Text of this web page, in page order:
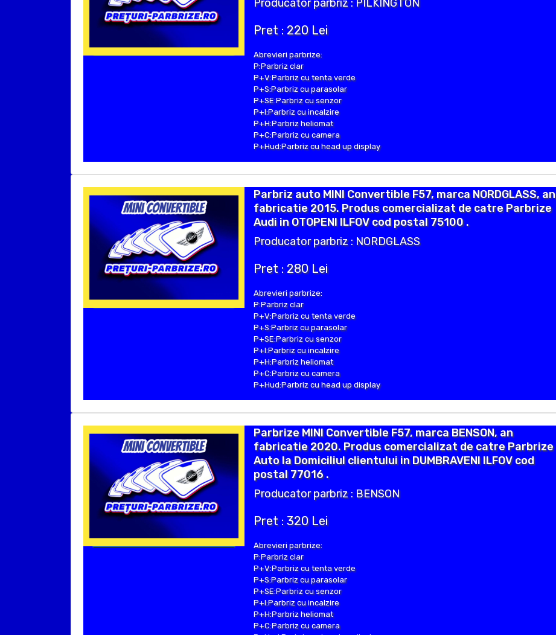
Producator parbriz : PILKINGTON
Pret : 220 Lei
Abrevieri parbrize:
P:Parbriz clar
P+V:Parbriz cu tenta verde
P+S:Parbriz cu parasolar
P+SE:Parbriz cu senzor
P+I:Parbriz cu incalzire
P+H:Parbriz heliomat
P+C:Parbriz cu camera
P+Hud:Parbriz cu head up display
Parbriz auto MINI Convertible F57, marca NORDGLASS, an
fabricatie 2015. Produs comercializat de catre Parbrize
Audi in OTOPENI ILFOV cod postal 75100 .
Producator parbriz : NORDGLASS
Pret : 280 Lei
Abrevieri parbrize:
P:Parbriz clar
P+V:Parbriz cu tenta verde
P+S:Parbriz cu parasolar
P+SE:Parbriz cu senzor
P+I:Parbriz cu incalzire
P+H:Parbriz heliomat
P+C:Parbriz cu camera
P+Hud:Parbriz cu head up display
Parbrize MINI Convertible F57, marca BENSON, an
fabricatie 2020. Produs comercializat de catre Parbrize
Auto la Domiciliul clientului in DUMBRAVENI ILFOV cod
postal 77016 .
Producator parbriz : BENSON
Pret : 320 Lei
Abrevieri parbrize:
P:Parbriz clar
P+V:Parbriz cu tenta verde
P+S:Parbriz cu parasolar
P+SE:Parbriz cu senzor
P+I:Parbriz cu incalzire
P+H:Parbriz heliomat
P+C:Parbriz cu camera